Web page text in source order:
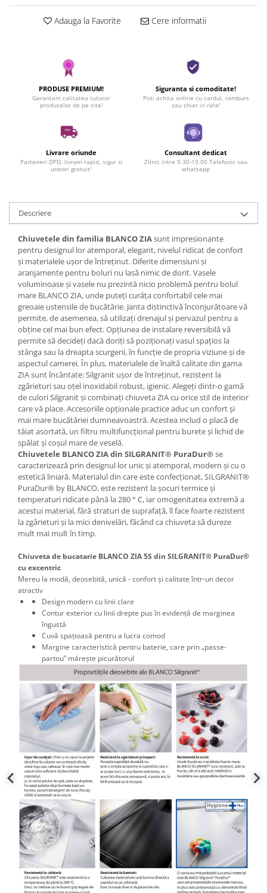
Adauga la Favorite Cere informatii
PRODUSE PREMIUM!
Garantam calitatea tuturor
produselor de pe site!
Siguranta si comoditate!
Poti achita online cu cardul, ramburs
sau chiar in rate!
Livrare oriunde
Parteneri DPD, livram rapid, sigur si
uneori gratuit!
Consultant dedicat
Zilnic intre 9.30-19.00 Telefonic sau
whatsapp
Descriere
Chiuvetele din familia BLANCO ZIAsunt impresionante
pentru designul lor atemporal, elegant, nivelul ridicat de confort
și materialele ușor de întreținut. Diferite dimensiuni și
aranjamente pentru boluri nu lasă nimic de dorit. Vasele
voluminoase și vasele nu prezintă nicio problemă pentru bolul
mare BLANCO ZIA, unde puteți curăța confortabil cele mai
greoaie ustensile de bucătărie. Janta distinctivă înconjurătoare vă
permite, de asemenea, să utilizați drenajul și pervazul pentru a
obține cel mai bun efect. Opțiunea de instalare reversibilă vă
permite să decideți dacă doriți să poziționați vasul spațios la
stânga sau la dreapta scurgerii, în funcție de propria viziune și de
aspectul camerei. În plus, materialele de înaltă calitate din gama
ZIA sunt încântate: Silgranit ușor de întreținut, rezistent la
zgârieturi sau oțel inoxidabil robust, igienic. Alegeți dintr-o gamă
de culori Silgranit și combinați chiuveta ZIA cu orice stil de interior
care vă place. Accesoriile opționale practice aduc un confort și
mai mare bucătăriei dumneavoastră. Acestea includ o placă de
tăiat asortată, un filtru multifuncțional pentru burete și lichid de
spălat și coșul mare de veselă.
Chiuvetele BLANCO ZIA din SILGRANIT® PuraDur®se
caracterizează prin designul lor unic și atemporal, modern și cu o
estetică liniară. Materialul din care este confecționat, SILGRANIT®
PuraDur® by BLANCO, este rezistent la șocuri termice și
temperaturi ridicate până la 280 ° C, iar omogenitatea extremă a
acestui material, fără straturi de suprafață, îl face foarte rezistent
la zgârieturi și la mici denivelări, făcând ca chiuveta să dureze
mult mai mult în timp.
Chiuveta de bucatarie BLANCO ZIA 5S din SILGRANIT® PuraDur®
cu excentric
Mereu la modă, deosebită, unică - confort și calitate într-un decor
atractiv
Design modern cu linii clare
Contur exterior cu linii drepte pus în evidență de marginea
îngustă
Cuvă spațioasă pentru a lucra comod
Margine caracteristică pentru baterie, care prin „passe-
partou” mărește picurătorul